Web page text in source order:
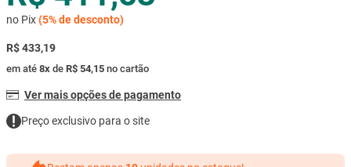
no Pix(5%de desconto)
R$ 433,19
em até 8x de R$ 54,15 no cartão
Ver mais opções de pagamento
Preço exclusivo para o site
10º ar condicionado